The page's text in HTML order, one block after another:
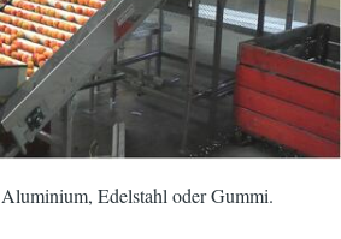
Edelstahl oder Gummi.